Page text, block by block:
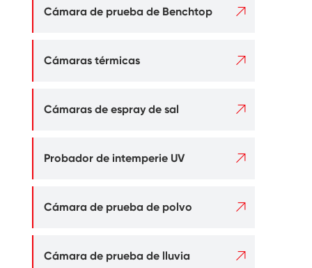
Cámara de prueba de Benchtop 
Cámaras térmicas 
Cámaras de espray de sal 
Probador de intemperie UV 
Cámara de prueba de polvo 
Cámara de prueba de lluvia 